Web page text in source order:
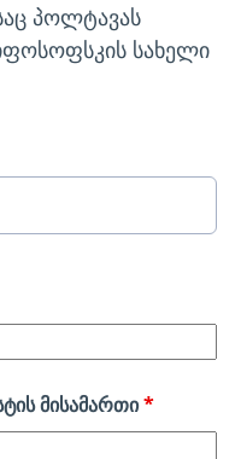
პოლტავას
სახელი
მისამართი*